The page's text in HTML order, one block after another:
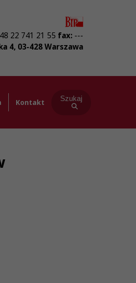
22 741 21 55 fax: ---
4, 03-428Warszawa
Kontakt Szukaj